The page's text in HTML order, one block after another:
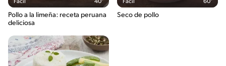
Fácil 40'
Pollo a la limeña: receta peruana
deliciosa
Fácil 60'
Seco de pollo